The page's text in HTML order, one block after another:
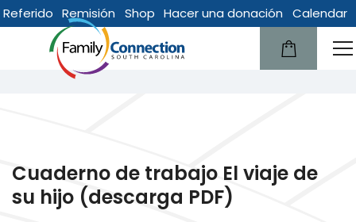
Referido Remisión Shop Hacer una donación
Calendar
Cuaderno de trabajo El viaje de
su hijo (descarga PDF)